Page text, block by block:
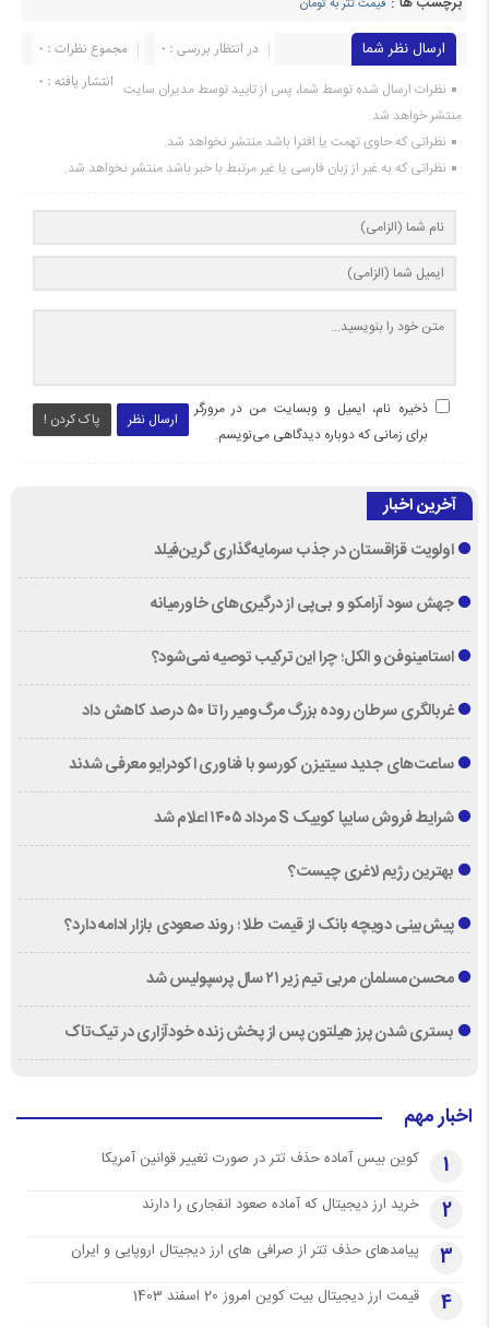
قیمت تتر به تومان
ارسال نظر شما مجموع نظرات : 0
در انتظار بررسی : 0
انتشار یافته : 0 نظرات ارسال شده توسط شما، پس از تایید توسط مدیران سایت
منتشر خواهد شد.
نظراتی که حاوی تهمت یا افترا باشد منتشر نخواهد شد.
نظراتی که به غیر از زبان فارسی یا غیر مرتبط با خبر باشد منتشر نخواهد شد.
ارسال نظر پاک کردن !
ذخیره نام، ایمیل و وبسایت من در مرورگر
برای زمانی که دوباره دیدگاهی می‌نویسم.
آخرین اخبار
اولویت قزاقستان در جذب سرمایه‌گذاری گرین‌فیلد
جهش سود آرامکو و بی‌پی از درگیری‌های خاورمیانه
استامینوفن و الکل؛ چرا این ترکیب توصیه نمی‌شود؟
غربالگری سرطان روده بزرگ مرگ‌ومیر را تا ۵۰ درصد کاهش داد
ساعت‌های جدید سیتیزن کورسو با فناوری اکودرایو معرفی شدند
شرایط فروش سایپا کوییک S مرداد ۱۴۰۵ اعلام شد
بهترین رژیم لاغری چیست؟
پیش‌بینی دویچه‌ بانک از قیمت طلا ؛ روند صعودی بازار ادامه دارد؟
محسن مسلمان مربی تیم زیر ۲۱ سال پرسپولیس شد
بستری شدن پرز هیلتون پس از پخش زنده خودآزاری در تیک‌تاک
اخبار مهم
1 کوین بیس آماده حذف تتر در صورت تغییر قوانین آمریکا
2 خرید ارز دیجیتال که آماده صعود انفجاری را دارند
3 پیامدهای حذف تتر از صرافی های ارز دیجیتال اروپایی و ایران
4 قیمت ارز دیجیتال بیت کوین امروز 20 اسفند 1403